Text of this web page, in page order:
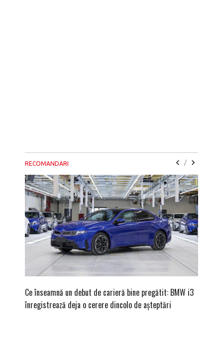
RECOMANDARI /
Ce înseamnă un debut de carieră bine pregătit: BMW i3
înregistrează deja o cerere dincolo de așteptări